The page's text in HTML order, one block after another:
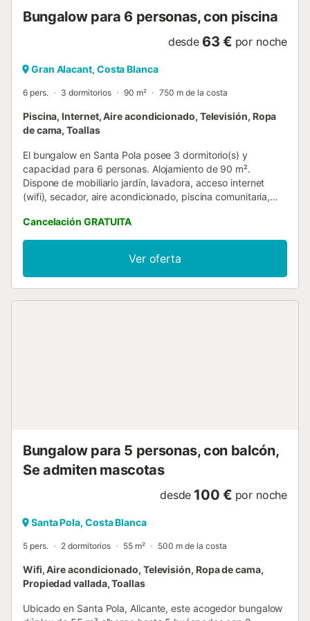
Bungalow para 6 personas, con piscina
desde 63 € por noche
Gran Alacant, Costa Blanca
6 pers. 3 dormitorios 90 m² 750 m de la costa
Piscina, Internet, Aire acondicionado, Televisión, Ropa
de cama, Toallas
El bungalow en Santa Pola posee 3 dormitorio(s) y
capacidad para 6 personas. Alojamiento de 90 m².
Dispone de mobiliario jardín, lavadora, acceso internet
(wifi), secador, aire acondicionado, piscina comunitaria,
americana, está equipada con nevera, microondas, horno,
congelador, vajilla/cubertería, utensilios/cocina, cafetera y
Cancelación GRATUITA
Ver oferta
Bungalow para 5 personas, con balcón,
Se admiten mascotas
desde 100 € por noche
Santa Pola, Costa Blanca
5 pers. 2 dormitorios 55 m² 500 m de la costa
Wifi, Aire acondicionado, Televisión, Ropa de cama,
Propiedad vallada, Toallas
Ubicado en Santa Pola, Alicante, este acogedor bungalow